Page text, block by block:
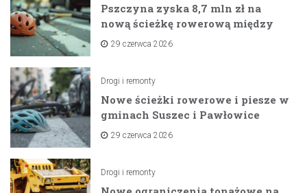
Pszczyna zyska 8,7 mln zł na
nową ścieżkę rowerową między
zaporami
29 czerwca 2026
Drogi i remonty
Nowe ścieżki rowerowe i piesze w
gminach Suszec i Pawłowice
dzięki unijnemu wsparciu
29 czerwca 2026
Drogi i remonty